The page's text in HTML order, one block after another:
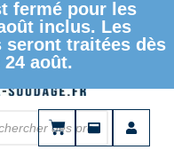
fermé pour les
inclus. Les
seront traitées dès
août.
0202MD/SB